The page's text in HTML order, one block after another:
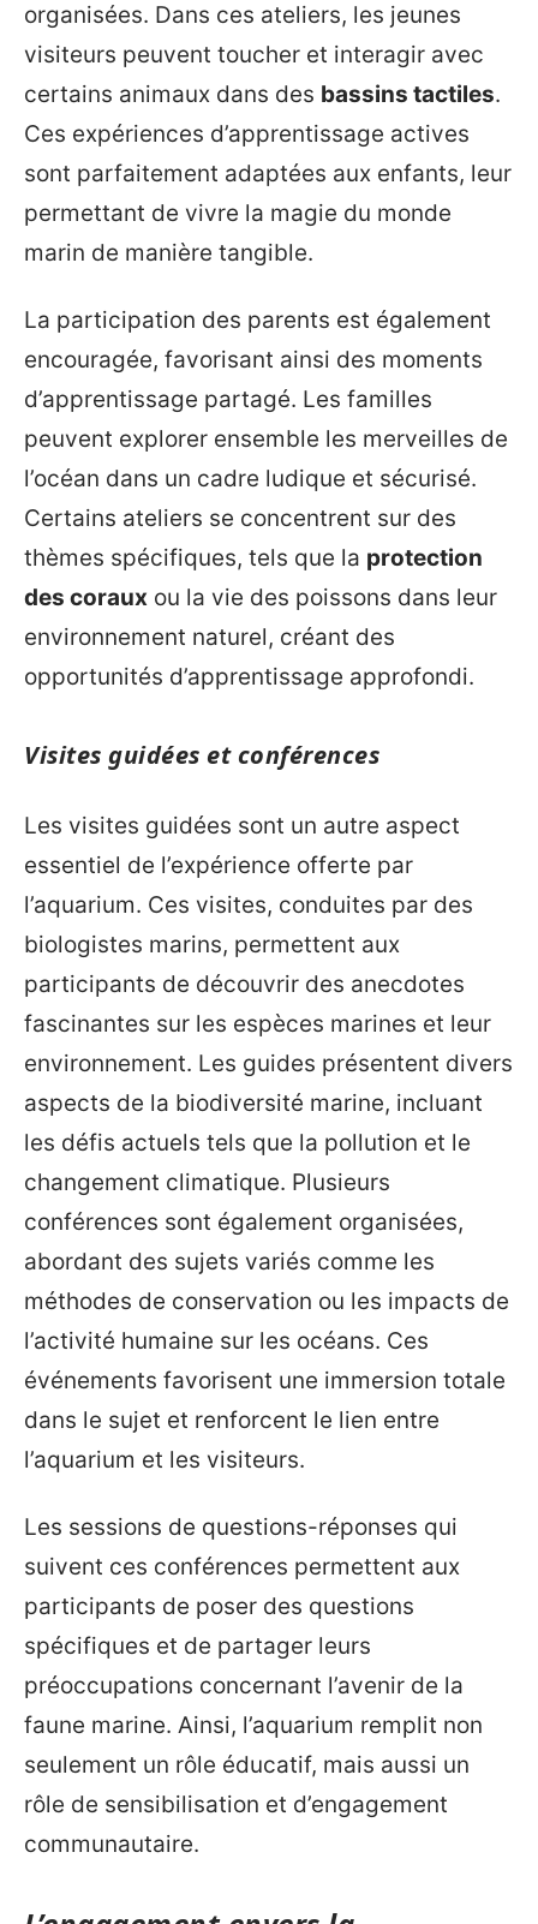
organisées. Dans ces ateliers, les jeunes
visiteurs peuvent toucher et interagir avec
certains animaux dans des bassins tactiles.
Ces expériences d’apprentissage actives
sont parfaitement adaptées aux enfants, leur
permettant de vivre la magie du monde
marin de manière tangible.
La participation des parents est également
encouragée, favorisant ainsi des moments
d’apprentissage partagé. Les familles
peuvent explorer ensemble les merveilles de
l’océan dans un cadre ludique et sécurisé.
Certains ateliers se concentrent sur des
thèmes spécifiques, tels que la protection
des coraux ou la vie des poissons dans leur
environnement naturel, créant des
opportunités d’apprentissage approfondi.
Visites guidées et conférences
Les visites guidées sont un autre aspect
essentiel de l’expérience offerte par
l’aquarium. Ces visites, conduites par des
biologistes marins, permettent aux
participants de découvrir des anecdotes
fascinantes sur les espèces marines et leur
environnement. Les guides présentent divers
aspects de la biodiversité marine, incluant
les défis actuels tels que la pollution et le
changement climatique. Plusieurs
conférences sont également organisées,
abordant des sujets variés comme les
méthodes de conservation ou les impacts de
l’activité humaine sur les océans. Ces
événements favorisent une immersion totale
dans le sujet et renforcent le lien entre
l’aquarium et les visiteurs.
Les sessions de questions-réponses qui
suivent ces conférences permettent aux
participants de poser des questions
spécifiques et de partager leurs
préoccupations concernant l’avenir de la
faune marine. Ainsi, l’aquarium remplit non
seulement un rôle éducatif, mais aussi un
rôle de sensibilisation et d’engagement
communautaire.